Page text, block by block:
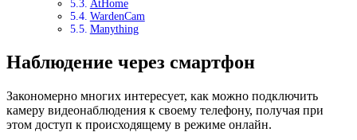
AtHome
WardenCam
Manything
Наблюдение через смартфон
Закономерно многих интересует, как можно подключить
камеру видеонаблюдения к своему телефону, получая при
этом доступ к происходящему в режиме онлайн.